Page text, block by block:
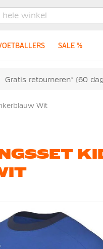
SALE %
Gratis retourneren* (60
Wit